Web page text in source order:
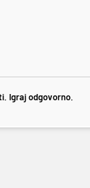
Igraj odgovorno.